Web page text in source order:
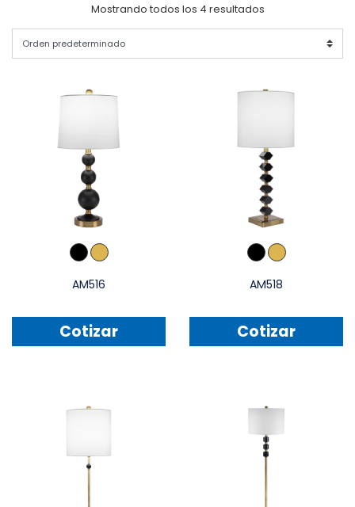
Mostrando todos los 4 resultados
AM516
Cotizar
AM518
Cotizar